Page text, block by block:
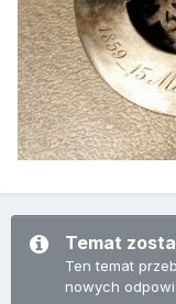
Temat
Ten temat
nowych